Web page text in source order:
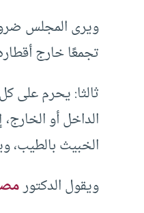
ويرى المجلس
تجمعًا خارج
ثالثا: يحرم على
الداخل أو
الخبيث بالطيب،
ويقول الدكتور